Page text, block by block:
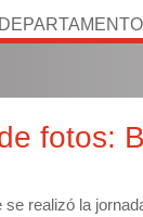
DEPARTAMENTO
fotos:
se realizó la